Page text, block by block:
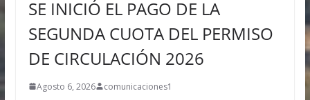
SE INICIÓ EL PAGO DE LA
SEGUNDA CUOTA DEL PERMISO
DE CIRCULACIÓN 2026
Agosto 6, 2026 comunicaciones1